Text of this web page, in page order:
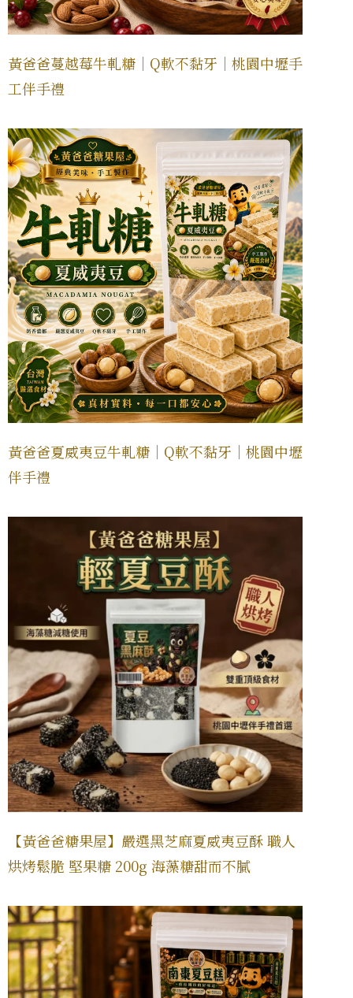
黃爸爸蔓越莓牛軋糖｜Q軟不黏牙｜桃園中壢手
工伴手禮
黃爸爸夏威夷豆牛軋糖｜Q軟不黏牙｜桃園中壢
伴手禮
【黃爸爸糖果屋】嚴選黑芝麻夏威夷豆酥 職人
烘烤鬆脆 堅果糖 200g 海藻糖甜而不膩